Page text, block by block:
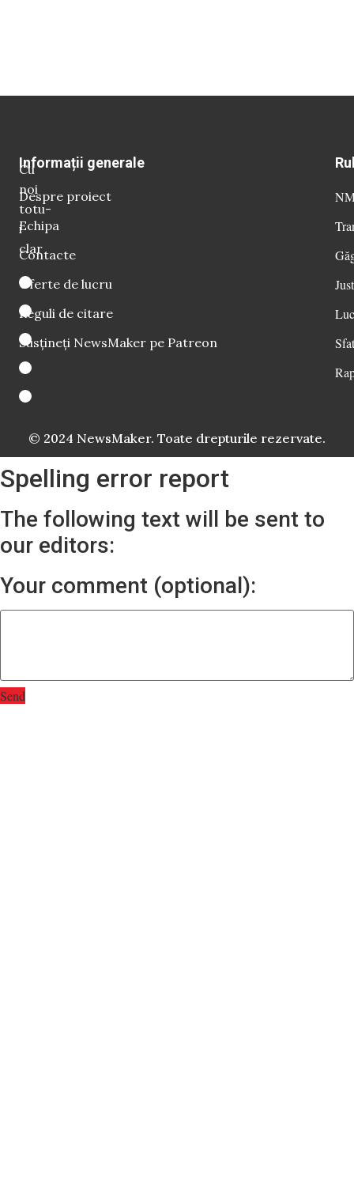
Cu
noi
totu-
i
clar
Informații generale
Despre proiect
Echipa
Contacte
Oferte de lucru
Reguli de citare
Susțineți NewsMaker pe Patreon
© 2024 NewsMaker. Toate drepturile rezervate.
Spelling error report
The following text will be sent to
our editors:
Your comment (optional):
Send